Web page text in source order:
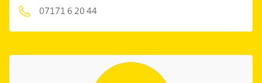
07171 6 20 44